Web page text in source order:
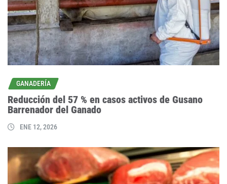
GANADERÍA
Reducción del 57 % en casos activos de Gusano
Barrenador del Ganado
ENE 12, 2026